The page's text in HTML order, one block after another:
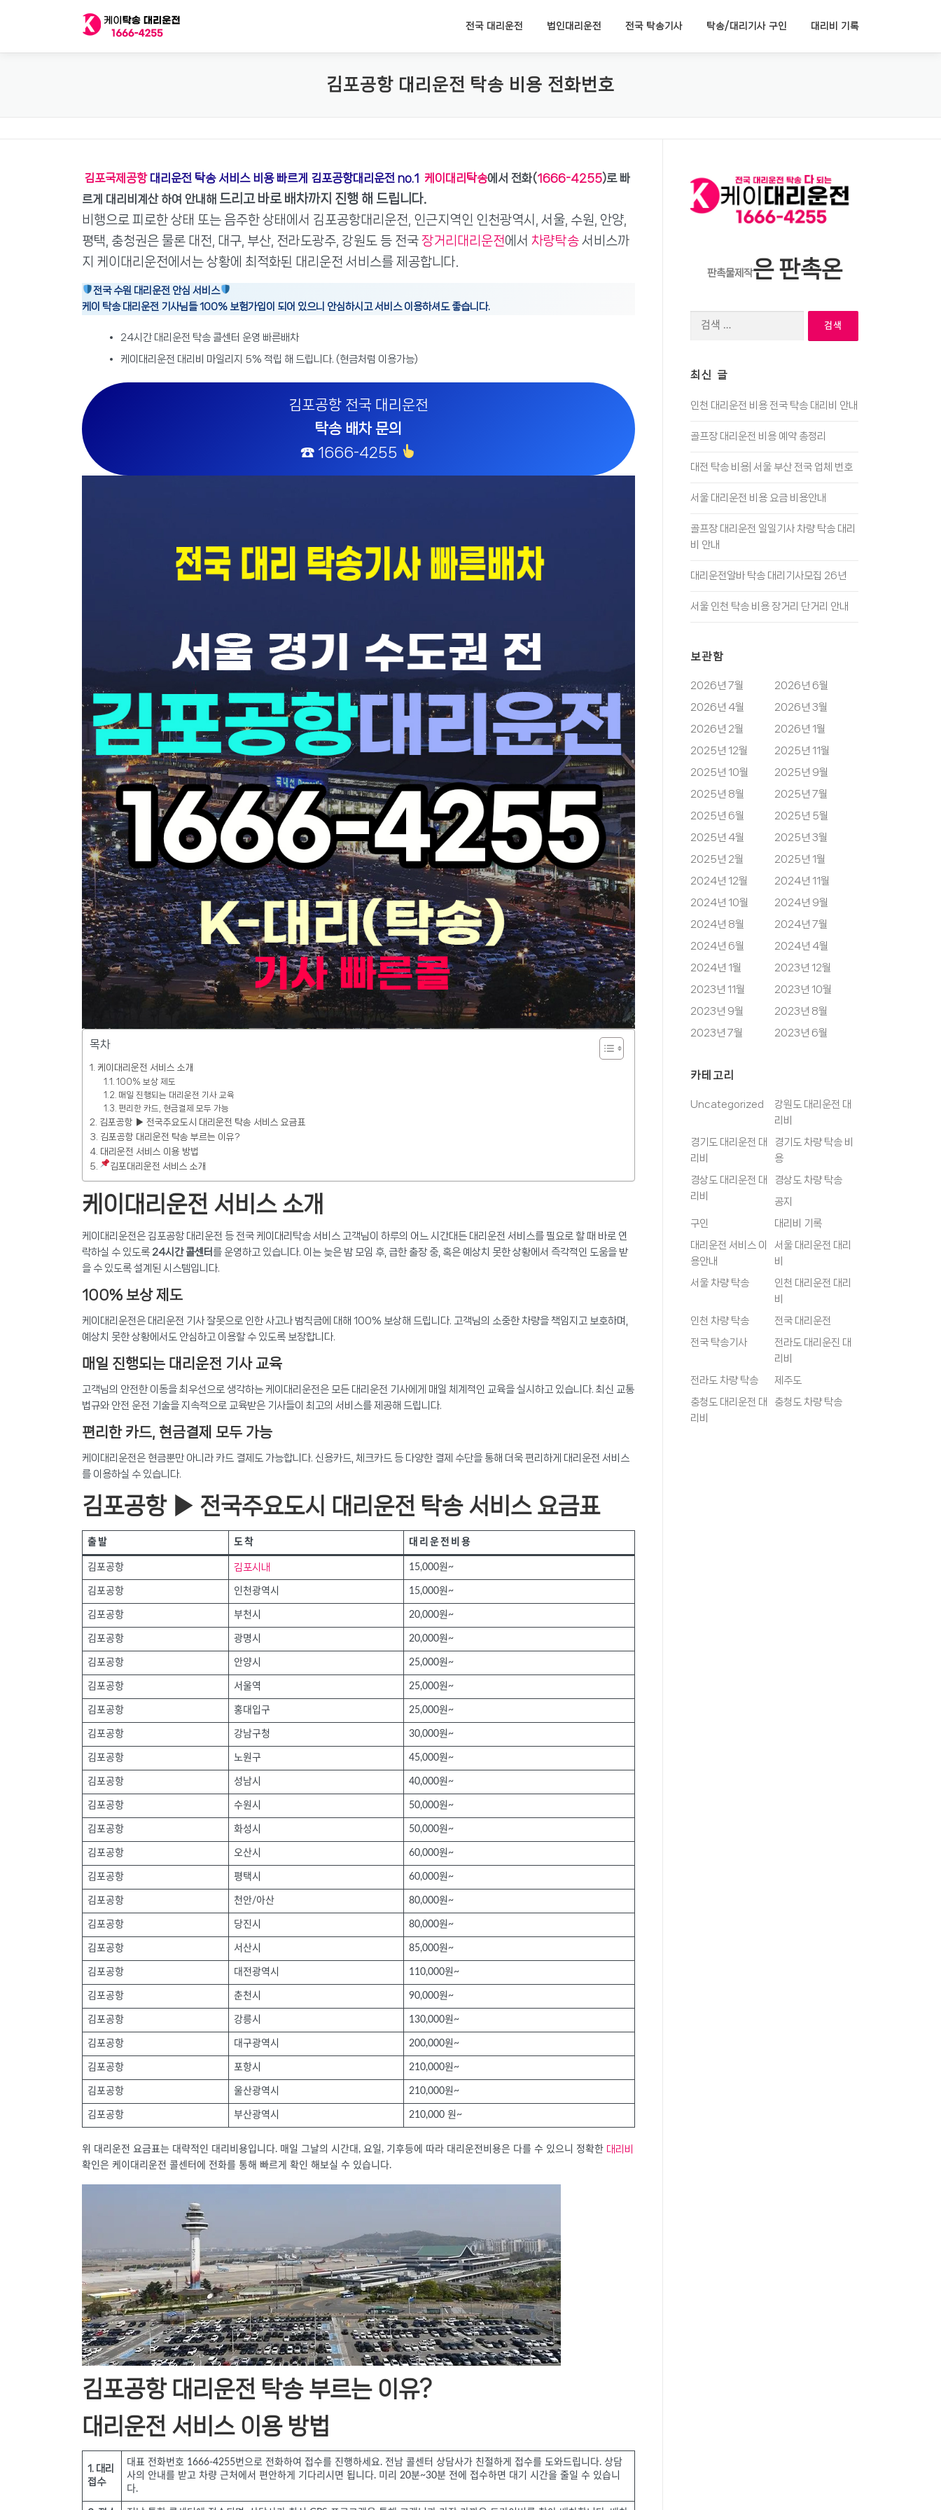
로
전국 대리운전 법인대리운전 전국 탁송기사 탁송/대리기사 구인 대리비 기록
김포공항 대리운전 탁송 비용 전화번호
김포국제공항대리운전 탁송 서비스 비용 빠르게 김포공항대리운전 no.1 케이대리탁송에서 전화(1666-4255)로 빠
르게 대리비계산 하여 안내해 드리고 바로 배차까지 진행 해 드립니다.
비행으로 피로한 상태 또는 음주한 상태에서 김포공항대리운전, 인근지역인 인천광역시, 서울, 수원, 안양,
평택, 충청권은 물론 대전, 대구, 부산, 전라도광주, 강원도 등 전국 장거리대리운전에서 차량탁송 서비스까
지 케이대리운전에서는 상황에 최적화된 대리운전 서비스를 제공합니다.
전국 수원 대리운전 안심 서비스
케이 탁송 대리운전 기사님들 100% 보험가입이 되어 있으니 안심하시고 서비스 이용하셔도 좋습니다.
24시간 대리운전 탁송 콜센터 운영 빠른배차
케이대리운전 대리비 마일리지 5% 적립 해 드립니다. (현금처럼 이용가능)
김포공항 전국 대리운전
탁송 배차 문의
☎ 1666-4255
목차
케이대리운전 서비스 소개
100% 보상 제도
매일 진행되는 대리운전 기사 교육
편리한 카드, 현금결제 모두 가능
김포공항 ▶ 전국주요도시 대리운전 탁송 서비스 요금표
김포공항 대리운전 탁송 부르는 이유?
대리운전 서비스 이용 방법
김포대리운전 서비스 소개
케이대리운전 서비스 소개
케이대리운전은 김포공항 대리운전 등 전국 케이대리탁송 서비스 고객님이 하루의 어느 시간대든 대리운전 서비스를 필요로 할 때 바로 연
락하실 수 있도록 24시간 콜센터 를 운영하고 있습니다. 이는 늦은 밤 모임 후, 급한 출장 중, 혹은 예상치 못한 상황에서 즉각적인 도움을 받
을 수 있도록 설계된 시스템입니다.
100% 보상 제도
케이대리운전은 대리운전 기사 잘못으로 인한 사고나 범칙금에 대해 100% 보상해 드립니다. 고객님의 소중한 차량을 책임지고 보호하며,
예상치 못한 상황에서도 안심하고 이용할 수 있도록 보장합니다.
매일 진행되는 대리운전 기사 교육
고객님의 안전한 이동을 최우선으로 생각하는 케이대리운전은 모든 대리운전 기사에게 매일 체계적인 교육을 실시하고 있습니다. 최신 교통
법규와 안전 운전 기술을 지속적으로 교육받은 기사들이 최고의 서비스를 제공해 드립니다.
편리한 카드, 현금결제 모두 가능
케이대리운전은 현금뿐만 아니라 카드 결제도 가능합니다. 신용카드, 체크카드 등 다양한 결제 수단을 통해 더욱 편리하게 대리운전 서비스
를 이용하실 수 있습니다.
김포공항 ▶ 전국주요도시 대리운전 탁송 서비스 요금표
출발 도착 대리운전비용
김포공항 김포시내 15,000원~
김포공항 인천광역시 15,000원~
김포공항 부천시 20,000원~
김포공항 광명시 20,000원~
김포공항 안양시 25,000원~
김포공항 서울역 25,000원~
김포공항 홍대입구 25,000원~
김포공항 강남구청 30,000원~
김포공항 노원구 45,000원~
김포공항 성남시 40,000원~
김포공항 수원시 50,000원~
김포공항 화성시 50,000원~
김포공항 오산시 60,000원~
김포공항 평택시 60,000원~
김포공항 천안/아산 80,000원~
김포공항 당진시 80,000원~
김포공항 서산시 85,000원~
김포공항 대전광역시 110,000원~
김포공항 춘천시 90,000원~
김포공항 강릉시 130,000원~
김포공항 대구광역시 200,000원~
김포공항 포항시 210,000원~
김포공항 울산광역시 210,000원~
김포공항 부산광역시 210,000 원~
위 대리운전 요금표는 대략적인 대리비용입니다. 매일 그날의 시간대, 요일, 기후등에 따라 대리운전비용은 다를 수 있으니 정확한 대리비
확인은 케이대리운전 콜센터에 전화를 통해 빠르게 확인 해보실 수 있습니다.
김포공항 대리운전 탁송 부르는 이유?
대리운전 서비스 이용 방법
1. 대리
접수
대표 전화번호 1666-4255번으로 전화하여 접수를 진행하세요. 전남 콜센터 상담사가 친절하게 접수를 도와드립니다. 상담
사의 안내를 받고 차량 근처에서 편안하게 기다리시면 됩니다. 미리 20분~30분 전에 접수하면 대기 시간을 줄일 수 있습니
다.
판촉물제작은 판촉온
최신 글
인천 대리운전 비용 전국 탁송 대리비 안내
골프장 대리운전 비용 예약 총정리
대전 탁송 비용| 서울 부산 전국 업체 번호
서울 대리운전 비용 요금 비용안내
골프장 대리운전 일일기사 차량 탁송 대리
비 안내
대리운전알바 탁송 대리기사모집 26년
서울 인천 탁송 비용 장거리 단거리 안내
보관함
2026년 7월
2026년 6월
2026년 4월
2026년 3월
2026년 2월
2026년 1월
2025년 12월
2025년 11월
2025년 10월
2025년 9월
2025년 8월
2025년 7월
2025년 6월
2025년 5월
2025년 4월
2025년 3월
2025년 2월
2025년 1월
2024년 12월
2024년 11월
2024년 10월
2024년 9월
2024년 8월
2024년 7월
2024년 6월
2024년 4월
2024년 1월
2023년 12월
2023년 11월
2023년 10월
2023년 9월
2023년 8월
2023년 7월
2023년 6월
카테고리
Uncategorized
강원도 대리운전 대
리비
경기도 대리운전 대
리비
경기도 차량 탁송 비
용
경상도 대리운전 대
리비
경상도 차량 탁송
공지
구인
대리비 기록
대리운전 서비스 이
용안내
서울 대리운전 대리
비
서울 차량 탁송
인천 대리운전 대리
비
인천 차량 탁송
전국 대리운전
전국 탁송기사
전라도 대리운진 대
리비
전라도 차량 탁송
제주도
충청도 대리운전 대
리비
충청도 차량 탁송